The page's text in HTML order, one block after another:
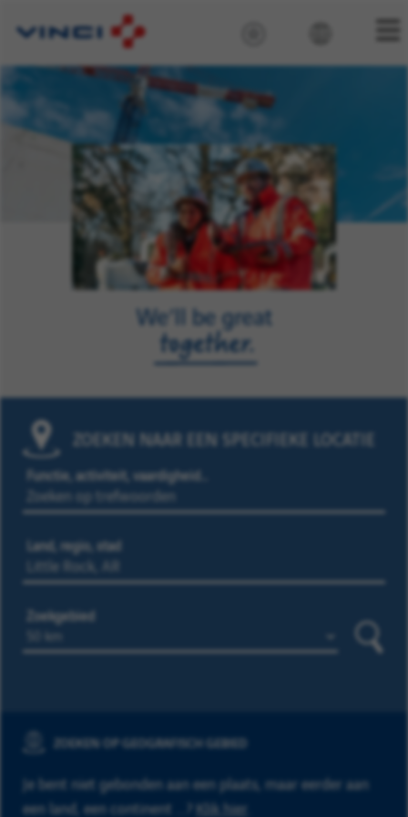
ZOEKEN NAAR EEN SPECIFIEKE LOCATIE
Functie, activiteit, vaardigheid…
Land, regio, stad
Zoekgebied
ZOEKEN OP GEOGRAFISCH GEBIED
Je bent niet gebonden aan een plaats, maar eerder aan
een land, een continent ...? Klik hier